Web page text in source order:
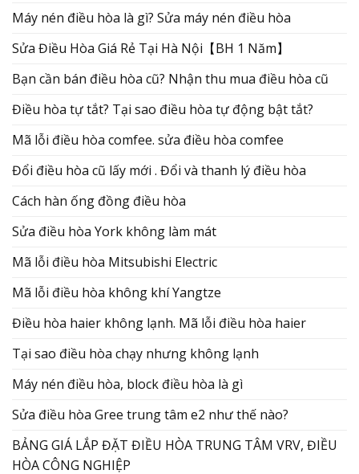
Máy nén điều hòa là gì? Sửa máy nén điều hòa
Sửa Điều Hòa Giá Rẻ Tại Hà Nội【BH 1 Năm】
Bạn cần bán điều hòa cũ? Nhận thu mua điều hòa cũ
Điều hòa tự tắt? Tại sao điều hòa tự động bật tắt?
Mã lỗi điều hòa comfee. sửa điều hòa comfee
Đổi điều hòa cũ lấy mới . Đổi và thanh lý điều hòa
Cách hàn ống đồng điều hòa
Sửa điều hòa York không làm mát
Mã lỗi điều hòa Mitsubishi Electric
Mã lỗi điều hòa không khí Yangtze
Điều hòa haier không lạnh. Mã lỗi điều hòa haier
Tại sao điều hòa chạy nhưng không lạnh
Máy nén điều hòa, block điều hòa là gì
Sửa điều hòa Gree trung tâm e2 như thế nào?
BẢNG GIÁ LẮP ĐẶT ĐIỀU HÒA TRUNG TÂM VRV, ĐIỀU
HÒA CÔNG NGHIỆP